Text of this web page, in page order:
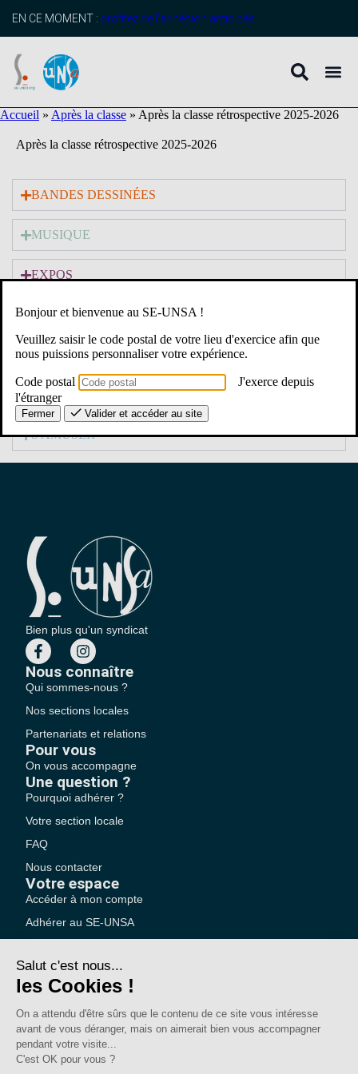
principal
EN CE MOMENT : profitez de l’adhésion anticipée
Accueil » Après la classe » Après la classe rétrospective 2025-2026
Après la classe rétrospective 2025-2026
BANDES DESSINÉES
MUSIQUE
EXPOS
LITTÉRATURE ADOS
LITTÉRATURE JEUNESSE
LIVRES
S'AMUSER
Bien plus qu'un syndicat
Nous connaître
Qui sommes-nous ?
Nos sections locales
Partenariats et relations
Pour vous
On vous accompagne
Une question ?
Pourquoi adhérer ?
Votre section locale
FAQ
Nous contacter
Votre espace
Accéder à mon compte
Adhérer au SE-UNSA
SE-Unsa est un syndicat de l’UNSA
Bonjour et bienvenue au SE-UNSA !
Veuillez saisir le code postal de votre lieu d'exercice afin que
nous puissions personnaliser votre expérience.
Code postal
J'exerce depuis
l'étranger
Fermer Valider et accéder au site